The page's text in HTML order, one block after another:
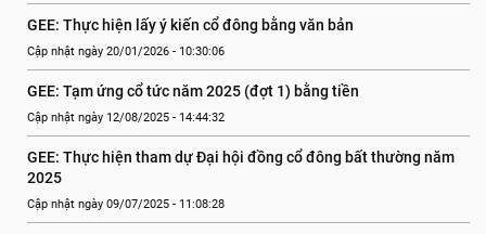
GEE: Thực hiện lấy ý kiến cổ đông bằng văn bản
Cập nhật ngày 20/01/2026 - 10:30:06
GEE: Tạm ứng cổ tức năm 2025 (đợt 1) bằng tiền
Cập nhật ngày 12/08/2025 - 14:44:32
GEE: Thực hiện tham dự Đại hội đồng cổ đông bất thường năm
2025
Cập nhật ngày 09/07/2025 - 11:08:28